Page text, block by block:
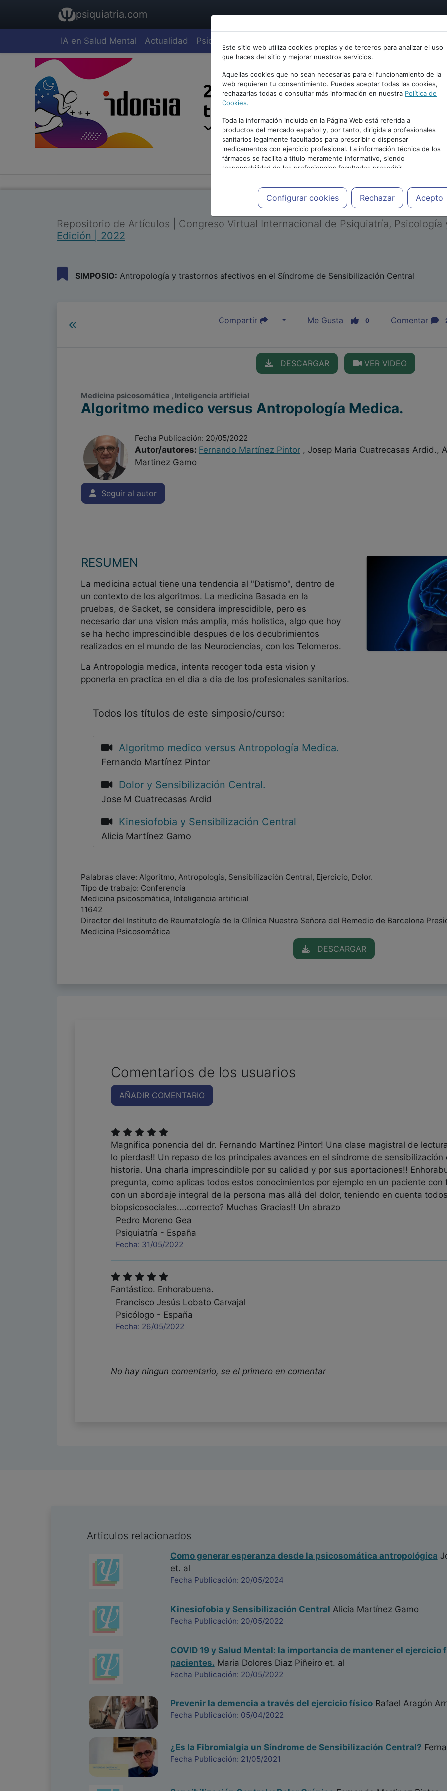
psiquiatria.com
IA en Salud Mental Actualidad Psiquiatría
Este sitio web utiliza cookies propias y de terceros para analizar el uso
que haces del sitio y mejorar nuestros servicios.
Aquellas cookies que no sean necesarias para el funcionamiento de la
web requieren tu consentimiento. Puedes aceptar todas las cookies,
rechazarlas todas o consultar más información en nuestra Política de
Cookies.
Toda la información incluida en la Página Web está referida a
productos del mercado español y, por tanto, dirigida a profesionales
sanitarios legalmente facultados para prescribir o dispensar
medicamentos con ejercicio profesional. La información técnica de los
fármacos se facilita a título meramente informativo, siendo
responsabilidad de los profesionales facultados prescribir
medicamentos y decidir, en cada caso concreto, el tratamiento más
adecuado a las necesidades del paciente.
Configurar cookies Rechazar Acepto
PUBLICIDAD
Repositorio de Artículos
Congreso Virtual Internacional de Psiquiatría,
Edición | 2022
SIMPOSIO: Antropología y trastornos afectivos en el Síndrome de Sensibilización Central
Compartir Me Gusta 0 Comentar
DESCARGAR VER VIDEO
Medicina psicosomática , Inteligencia artificial
Algoritmo medico versus Antropología Medica.
Fecha Publicación: 20/05/2022
Autor/autores: Fernando Martínez Pintor , Josep Maria Cuatrecasas Ardid.,
Martinez Gamo
Seguir al autor
RESUMEN
La medicina actual tiene una tendencia al "Datismo", dentro de
un contexto de los algoritmos. La medicina Basada en la
pruebas, de Sacket, se considera imprescidible, pero es
necesario dar una vision más amplia, más holistica, algo que hoy
se ha hecho imprescindible despues de los decubrimientos
realizados en el mundo de las Neurociencias, con los Telomeros.
La Antropologia medica, intenta recoger toda esta vision y
pponerla en practica en el dia a dia de los profesionales sanitarios.
Todos los títulos de este simposio/curso:
Algoritmo medico versus Antropología Medica.
Fernando Martínez Pintor
Dolor y Sensibilización Central.
Jose M Cuatrecasas Ardid
Kinesiofobia y Sensibilización Central
Alicia Martínez Gamo
Palabras clave: Algoritmo, Antropología, Sensibilización Central, Ejercicio, Dolor.
Tipo de trabajo: Conferencia
Medicina psicosomática, Inteligencia artificial
11642
Director del Instituto de Reumatología de la Clínica Nuestra Señora del Remedio de Barcelona
Medicina Psicosomática
DESCARGAR
Comentarios de los usuarios
AÑADIR COMENTARIO
Magnifica ponencia del dr. Fernando Martínez Pintor! Una clase magistral de
lo pierdas!! Un repaso de los principales avances en el síndrome de
historia. Una charla imprescindible por su calidad y por sus aportaciones!!
pregunta, como aplicas todos estos conocimientos por ejemplo en un paciente con
con un abordaje integral de la persona mas allá del dolor, teniendo en cuenta
biopsicosociales....correcto? Muchas Gracias!! Un abrazo
Pedro Moreno Gea
Psiquiatría - España
Fecha: 31/05/2022
Fantástico. Enhorabuena.
Francisco Jesús Lobato Carvajal
Psicólogo - España
Fecha: 26/05/2022
No hay ningun comentario, se el primero en comentar
Articulos relacionados
Como generar esperanza desde la psicosomática antropológica
et. al
Fecha Publicación: 20/05/2024
Kinesiofobia y Sensibilización Central Alicia Martínez Gamo
Fecha Publicación: 20/05/2022
COVID 19 y Salud Mental: la importancia de mantener el ejercicio
pacientes. Maria Dolores Diaz Piñeiroet. al
Fecha Publicación: 20/05/2022
Prevenir la demencia a través del ejercicio físicoRafael Aragón
Fecha Publicación: 05/04/2022
¿Es la Fibromialgia un Síndrome de Sensibilización Central?
Fecha Publicación: 21/05/2021